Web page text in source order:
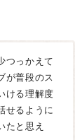
つっかえて
が普段のス
ける理解度
せるように
たと思え